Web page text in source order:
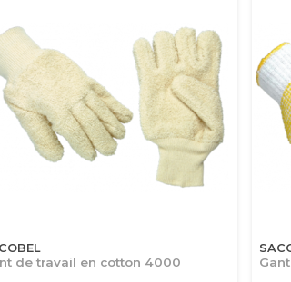
de travail en cotton 4000